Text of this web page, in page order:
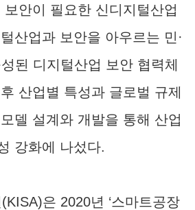
안이 필요한 신디지털산업
산업과 보안을 아우르는 민·
된 디지털산업 보안 협력체
산업별 특성과 글로벌 규제
델 설계와 개발을 통해 산업
강화에 나섰다.
은 2020년 ‘스마트공장